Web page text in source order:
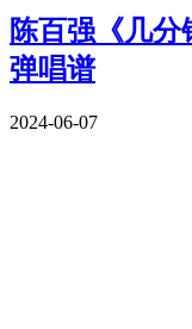
陈百强《几
弹唱谱
2024-06-07